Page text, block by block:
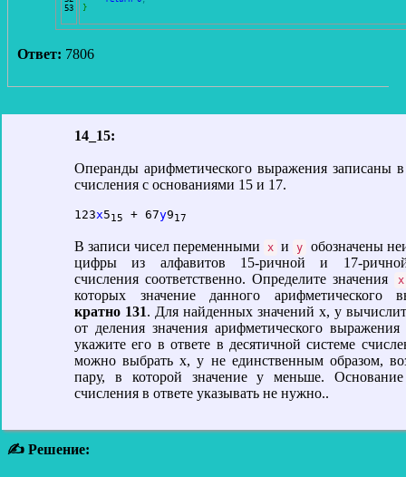
}
Ответ: 7806
14_15:
Операнды арифметического выражения записаны в
счисления с основаниями 15 и 17.
123x515 + 67y917
В записи чисел переменными x и y
обозначены
цифры из алфавитов 15-ричной и 17-
счисления соответственно. Определите значения
x
которых значение данного арифметического
кратно 131. Для найденных значений x, y
от деления значения арифметического
укажите его в ответе в десятичной системе
можно выбрать x, y не единственным образом,
пару, в которой значение y меньше.
счисления в ответе указывать не нужно..
✍ Решение: